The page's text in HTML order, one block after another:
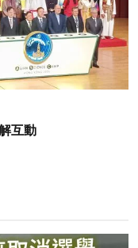
互動